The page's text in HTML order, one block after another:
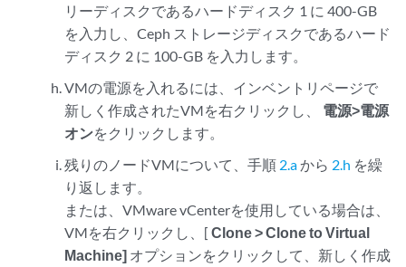
リーディスクであるハードディスク 1 に 400-GB
を入力し、Ceph ストレージディスクであるハード
ディスク 2 に 100-GB を入力します。
VMの電源を入れるには、インベントリページで
新しく作成されたVMを右クリックし、 電源>電源
オンをクリックします。
残りのノードVMについて、手順 2.aから 2.h を繰
り返します。
または、VMware vCenterを使用している場合は、
VMを右クリックし、[ Clone > Clone to Virtual
Machine]オプションをクリックして、新しく作成